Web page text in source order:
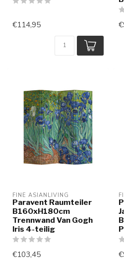
€114,95
FINE ASIANLIVING
Paravent Raumteiler
B160xH180cm
Trennwand Van Gogh
Iris 4-teilig
€103,45